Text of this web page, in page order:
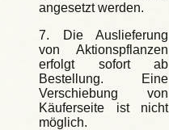
angesetzt werden.
7. Die Auslieferung
von Aktionspflanzen
erfolgt sofort ab
Bestellung. Eine
Verschiebung von
Käuferseite ist nicht
möglich.